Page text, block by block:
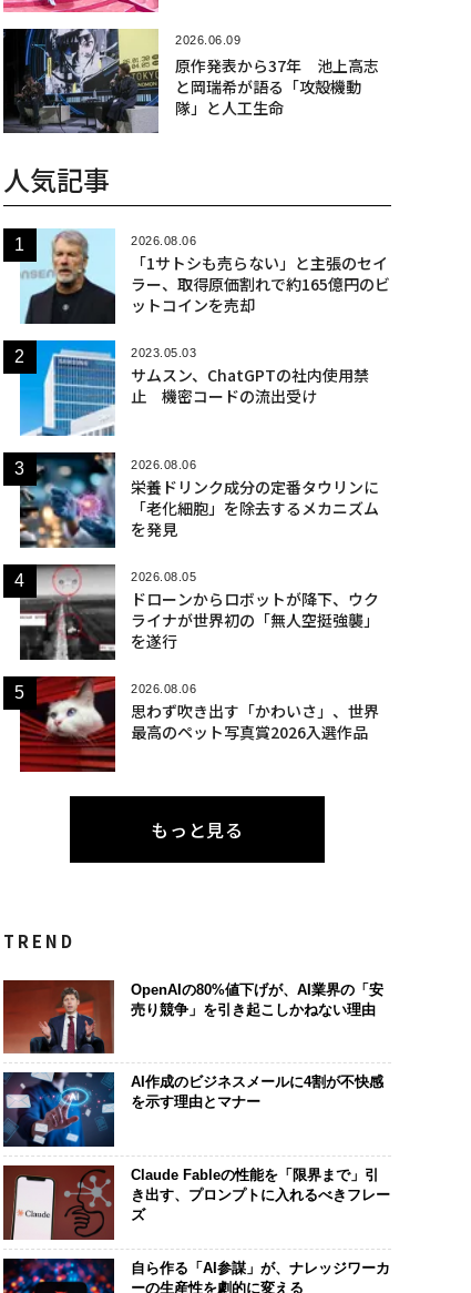
2026.06.09
原作発表から37年 池上高志
と岡瑞希が語る「攻殻機動
隊」と人工生命
人気記事
2026.08.06
「1サトシも売らない」と主張のセイ
ラー、取得原価割れで約165億円のビ
ットコインを売却
2023.05.03
サムスン、ChatGPTの社内使用禁
止 機密コードの流出受け
2026.08.06
栄養ドリンク成分の定番タウリンに
「老化細胞」を除去するメカニズム
を発見
2026.08.05
ドローンからロボットが降下、ウク
ライナが世界初の「無人空挺強襲」
を遂行
2026.08.06
思わず吹き出す「かわいさ」、世界
最高のペット写真賞2026入選作品
もっと見る
TREND
OpenAIの80%値下げが、AI業界の「安
売り競争」を引き起こしかねない理由
AI作成のビジネスメールに4割が不快感
を示す理由とマナー
Claude Fableの性能を「限界まで」引
き出す、プロンプトに入れるべきフレー
ズ
自ら作る「AI参謀」が、ナレッジワーカ
ーの生産性を劇的に変える